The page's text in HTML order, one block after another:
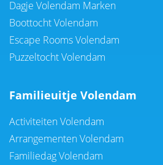
Dagje Volendam Marken
Boottocht Volendam
Escape Rooms Volendam
Puzzeltocht Volendam
Familieuitje Volendam
Activiteiten Volendam
Arrangementen Volendam
Familiedag Volendam